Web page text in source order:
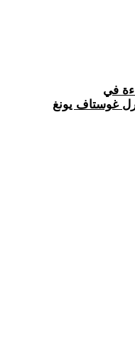
في
غوستاف يونغ